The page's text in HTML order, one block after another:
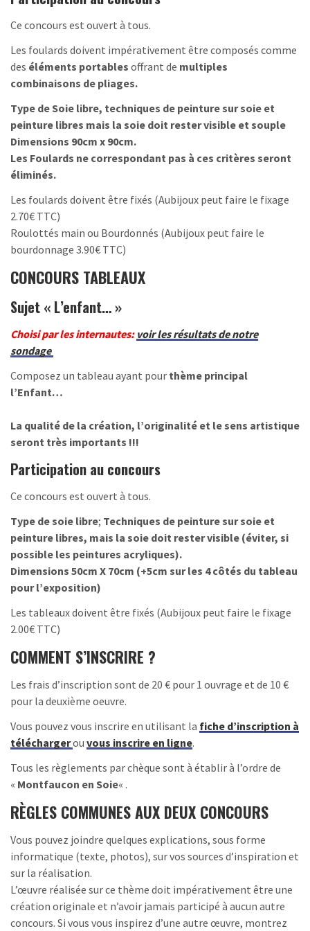
Ce concours est ouvert à tous.
Les foulards doivent impérativement être composés comme
des éléments portables offrant de multiples
combinaisons de pliages.
Type de Soie libre, techniques de peinture sur soie et
peinture libres mais la soie doit rester visible et souple
Dimensions 90cm x 90cm.
Les Foulards ne correspondant pas à ces critères seront
éliminés.
Les foulards doivent être fixés (Aubijoux peut faire le fixage
2.70€ TTC)
Roulottés main ou Bourdonnés (Aubijoux peut faire le
bourdonnage 3.90€ TTC)
CONCOURS TABLEAUX
Sujet « L’enfant… »
Choisi par les internautes: voir les résultats de notre
sondage
Composez un tableau ayant pour thème principal
l’Enfant…
La qualité de la création, l’originalité et le sens artistique
seront très importants !!!
Participation au concours
Ce concours est ouvert à tous.
Type de soie libre; Techniques de peinture sur soie et
peinture libres, mais la soie doit rester visible (éviter, si
possible les peintures acryliques).
Dimensions 50cm X 70cm (+5cm sur les 4 côtés du tableau
pour l’exposition)
Les tableaux doivent être fixés (Aubijoux peut faire le fixage
2.00€ TTC)
COMMENT S’INSCRIRE ?
Les frais d’inscription sont de 20 € pour 1 ouvrage et de 10 €
pour la deuxième oeuvre.
Vous pouvez vous inscrire en utilisant la fiche d’inscription à
téléchargerou vous inscrire en ligne.
Tous les règlements par chèque sont à établir à l’ordre de
« Montfaucon en Soie« .
RÈGLES COMMUNES AUX DEUX CONCOURS
Vous pouvez joindre quelques explications, sous forme
informatique (texte, photos), sur vos sources d’inspiration et
sur la réalisation.
L’œuvre réalisée sur ce thème doit impérativement être une
création originale et n’avoir jamais participé à aucun autre
concours. Si vous vous inspirez d’une autre œuvre, montrez